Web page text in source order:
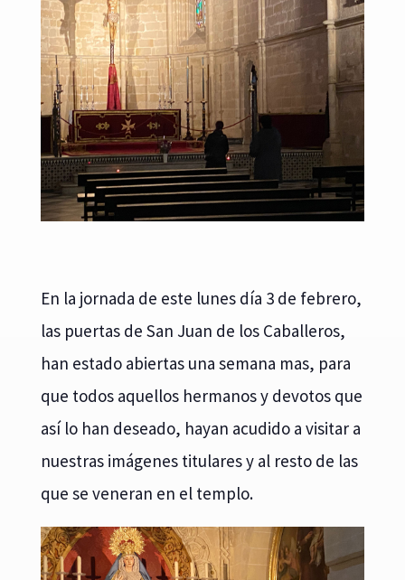
En la jornada de este lunes día 3 de febrero,
las puertas de San Juan de los Caballeros,
han estado abiertas una semana mas, para
que todos aquellos hermanos y devotos que
así lo han deseado, hayan acudido a visitar a
nuestras imágenes titulares y al resto de las
que se veneran en el templo.